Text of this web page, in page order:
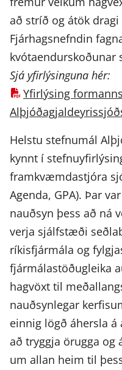
að stríð og átök
Fjárhagsnefndin
kvótaendurskoðunar
Sjá yfirlýsinguna hér:
Yfirlýsing
Helstu stefnumál
kynnt í
framkvæmdastjóra
Agenda, GPA). Þar
nauðsyn þess að ná
verja sjálfstæði
ríkisfjármála og
fjármálastöðugleika
hagvöxt til
nauðsynlegar
einnig lögð áhersla
að tryggja örugga og
um allan heim til